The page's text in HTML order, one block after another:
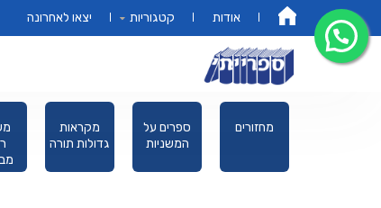
אודות קטגוריות יצאו לאחרונה
מקראות
גדולות תורה
ספרים על
המשניות
מחזורים